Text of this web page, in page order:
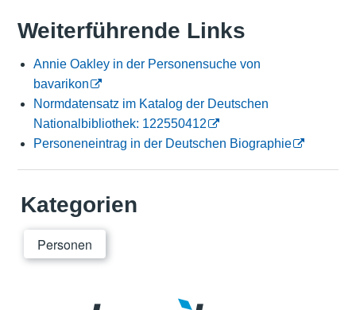
Weiterführende Links
Annie Oakley in der Personensuche von
bavarikon
Normdatensatz im Katalog der Deutschen
Nationalbibliothek: 122550412
Personeneintrag in der Deutschen Biographie
Kategorien
Personen